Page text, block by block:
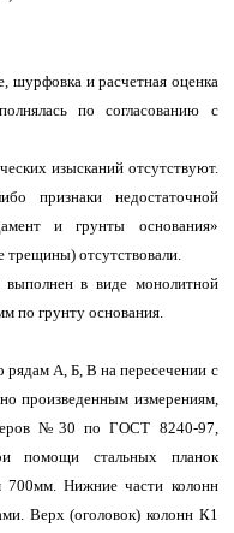
шурфовка и расчетная оценка
по согласованию с
изысканий отсутствуют.
признаки недостаточной
и грунты основания»
трещины) отсутствовали.
в виде монолитной
по грунту основания.
А, Б, В на пересечении с
произведенным измерениям,
№30 по ГОСТ 8240-97,
помощи стальных планок
Нижние части колонн
Верх (оголовок) колонн К1